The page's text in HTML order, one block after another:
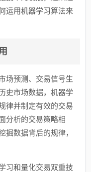
运用机器学习算法来
场预测、交易信号生
史市场数据，机器学
律并制定有效的交易
分析的交易策略相
掘数据背后的规律，
习和量化交易双重技